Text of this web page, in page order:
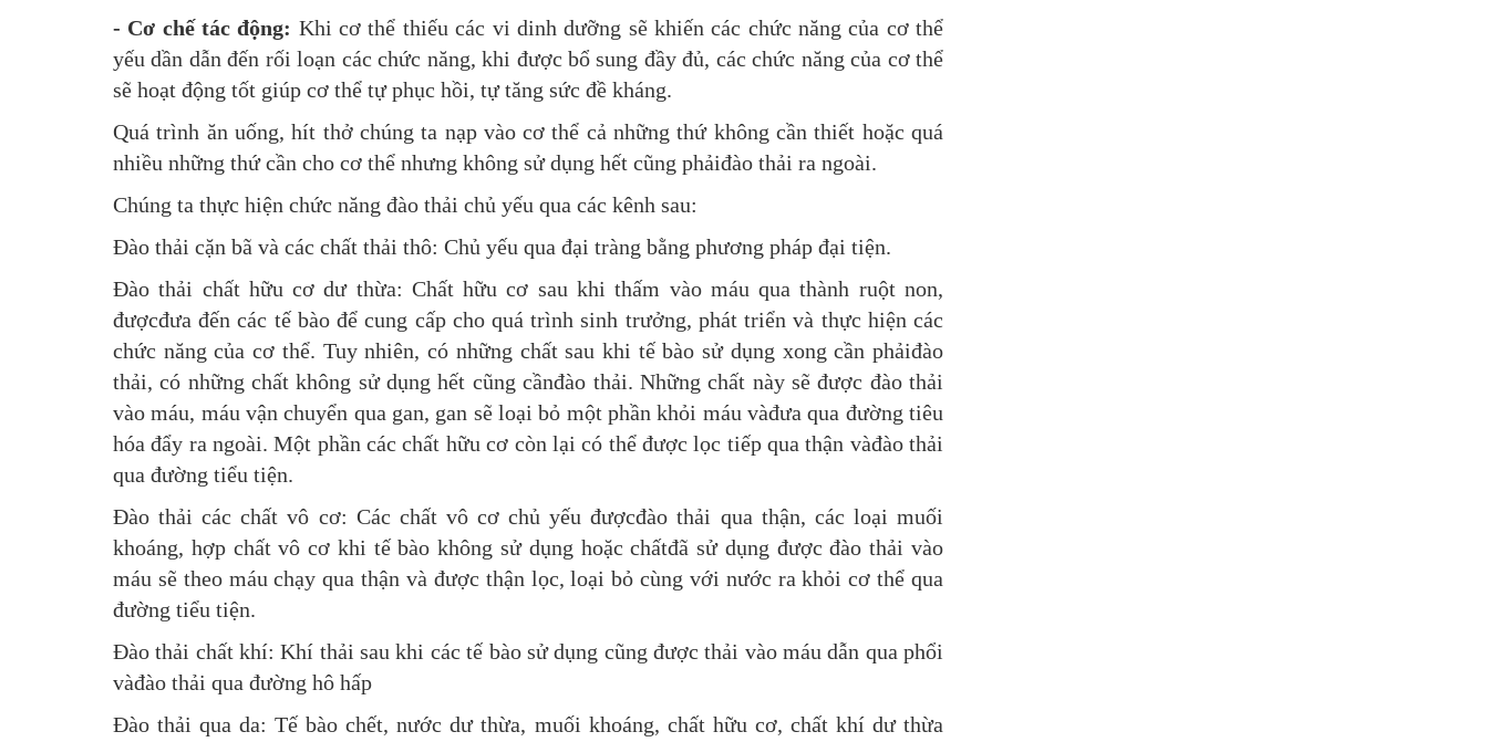
- Cơ chế tác động: Khi cơ thể thiếu các vi dinh dưỡng sẽ khiến các chức năng của cơ thể
yếu dần dẫn đến rối loạn các chức năng, khi được bổ sung đầy đủ, các chức năng của cơ thể
sẽ hoạt động tốt giúp cơ thể tự phục hồi, tự tăng sức đề kháng.
Quá trình ăn uống, hít thở chúng ta nạp vào cơ thể cả những thứ không cần thiết hoặc quá
nhiều những thứ cần cho cơ thể nhưng không sử dụng hết cũng phảiđào thải ra ngoài.
Chúng ta thực hiện chức năng đào thải chủ yếu qua các kênh sau:
Đào thải cặn bã và các chất thải thô: Chủ yếu qua đại tràng bằng phương pháp đại tiện.
Đào thải chất hữu cơ dư thừa: Chất hữu cơ sau khi thấm vào máu qua thành ruột non,
đượcđưa đến các tế bào để cung cấp cho quá trình sinh trưởng, phát triển và thực hiện các
chức năng của cơ thể. Tuy nhiên, có những chất sau khi tế bào sử dụng xong cần phảiđào
thải, có những chất không sử dụng hết cũng cầnđào thải. Những chất này sẽ được đào thải
vào máu, máu vận chuyển qua gan, gan sẽ loại bỏ một phần khỏi máu vàđưa qua đường tiêu
hóa đẩy ra ngoài. Một phần các chất hữu cơ còn lại có thể được lọc tiếp qua thận vàđào thải
qua đường tiểu tiện.
Đào thải các chất vô cơ: Các chất vô cơ chủ yếu đượcđào thải qua thận, các loại muối
khoáng, hợp chất vô cơ khi tế bào không sử dụng hoặc chấtđã sử dụng được đào thải vào
máu sẽ theo máu chạy qua thận và được thận lọc, loại bỏ cùng với nước ra khỏi cơ thể qua
đường tiểu tiện.
Đào thải chất khí: Khí thải sau khi các tế bào sử dụng cũng được thải vào máu dẫn qua phổi
vàđào thải qua đường hô hấp
Đào thải qua da: Tế bào chết, nước dư thừa, muối khoáng, chất hữu cơ, chất khí dư thừa